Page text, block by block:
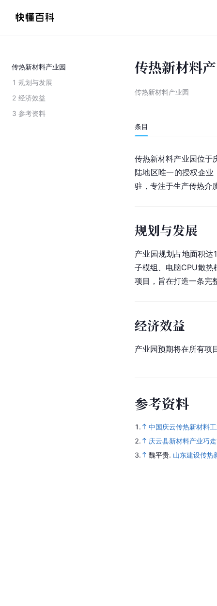
传热新材料产业园
1 规划与发展
2 经济效益
3 参考资料
传热新材料
传热新材料产业园
条目
传热新材料产业园位于
陆地区唯一的授权企
驻，专注于生产传热介
规划与发展
产业园规划占地面积
子模组、电脑CPU散热
项目，旨在打造一条完
经济效益
产业园预期将在所有项
参考资料
1.
中国庆云传热新材料
2.
庆云县新材料产业巧走
3.
魏平贵. 山东建设传热